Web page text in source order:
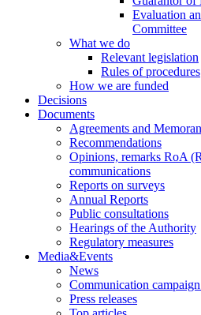
Evaluation
Committee
What we do
Relevant legislation
Rules of procedures
How we are funded
Decisions
Documents
Agreements and
Recommendations
Opinions, remarks RoA
communications
Reports on surveys
Annual Reports
Public consultations
Hearings of the Authority
Regulatory measures
Media&Events
News
Communication campaign
Press releases